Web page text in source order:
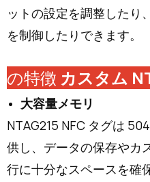
ットの設定を調整したり
を制御したりできます。
の特徴 カスタム
大容量メモリ
NTAG215 NFC タグは
供し、データの保存やカ
行に十分なスペースを確